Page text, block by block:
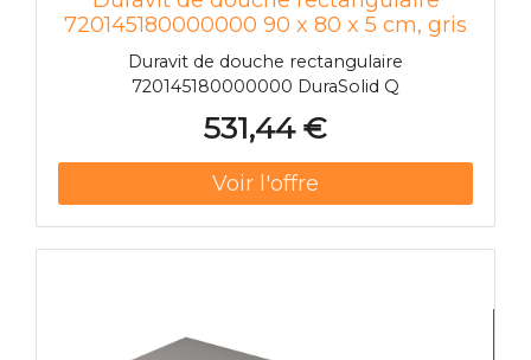
720145180000000 90 x 80 x 5 cm, gris
béton
Duravit de douche rectangulaire
720145180000000 DuraSolid Q
531,44 €